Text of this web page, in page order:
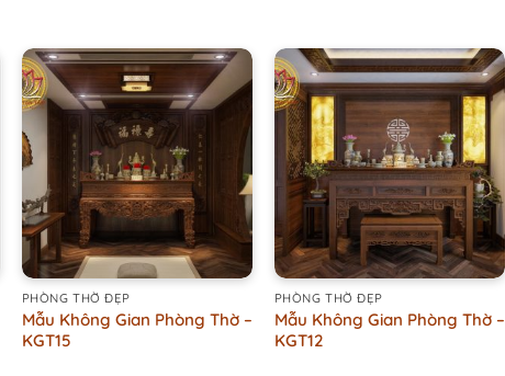
+
PHÒNG THỜ ĐẸP
Mẫu Không Gian Phòng Thờ –
KGT15
+
PHÒNG THỜ ĐẸP
Mẫu Không Gian Phòng Thờ –
KGT12